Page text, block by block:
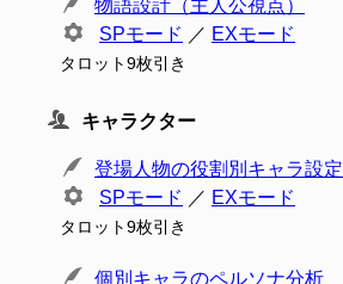
物語設計（主人公視点）
SPモード ／ EXモード
タロット9枚引き
キャラクター
登場人物の役割別キャラ設定
SPモード ／ EXモード
タロット9枚引き
個別キャラのペルソナ分析